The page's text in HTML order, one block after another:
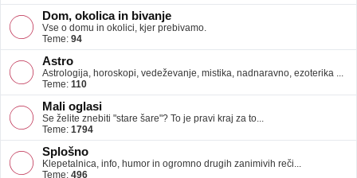
Dom, okolica in bivanje
Vse o domu in okolici, kjer prebivamo.
Teme: 94
Astro
Astrologija, horoskopi, vedeževanje, mistika, nadnaravno, ezoterika ...
Teme: 110
Mali oglasi
Se želite znebiti "stare šare"? To je pravi kraj za to...
Teme: 1794
Splošno
Klepetalnica, info, humor in ogromno drugih zanimivih reči...
Teme: 496